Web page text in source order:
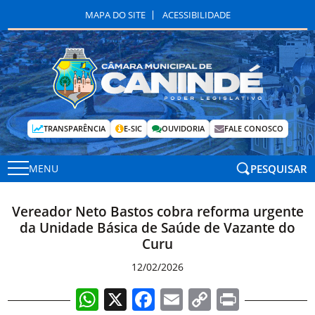
MAPA DO SITE ACESSIBILIDADE
TRANSPARÊNCIA E-SIC OUVIDORIA FALE CONOSCO
MENU PESQUISAR
Vereador Neto Bastos cobra reforma urgente
da Unidade Básica de Saúde de Vazante do
Curu
12/02/2026
WhatsApp
X Facebook
EmailCopyPrint